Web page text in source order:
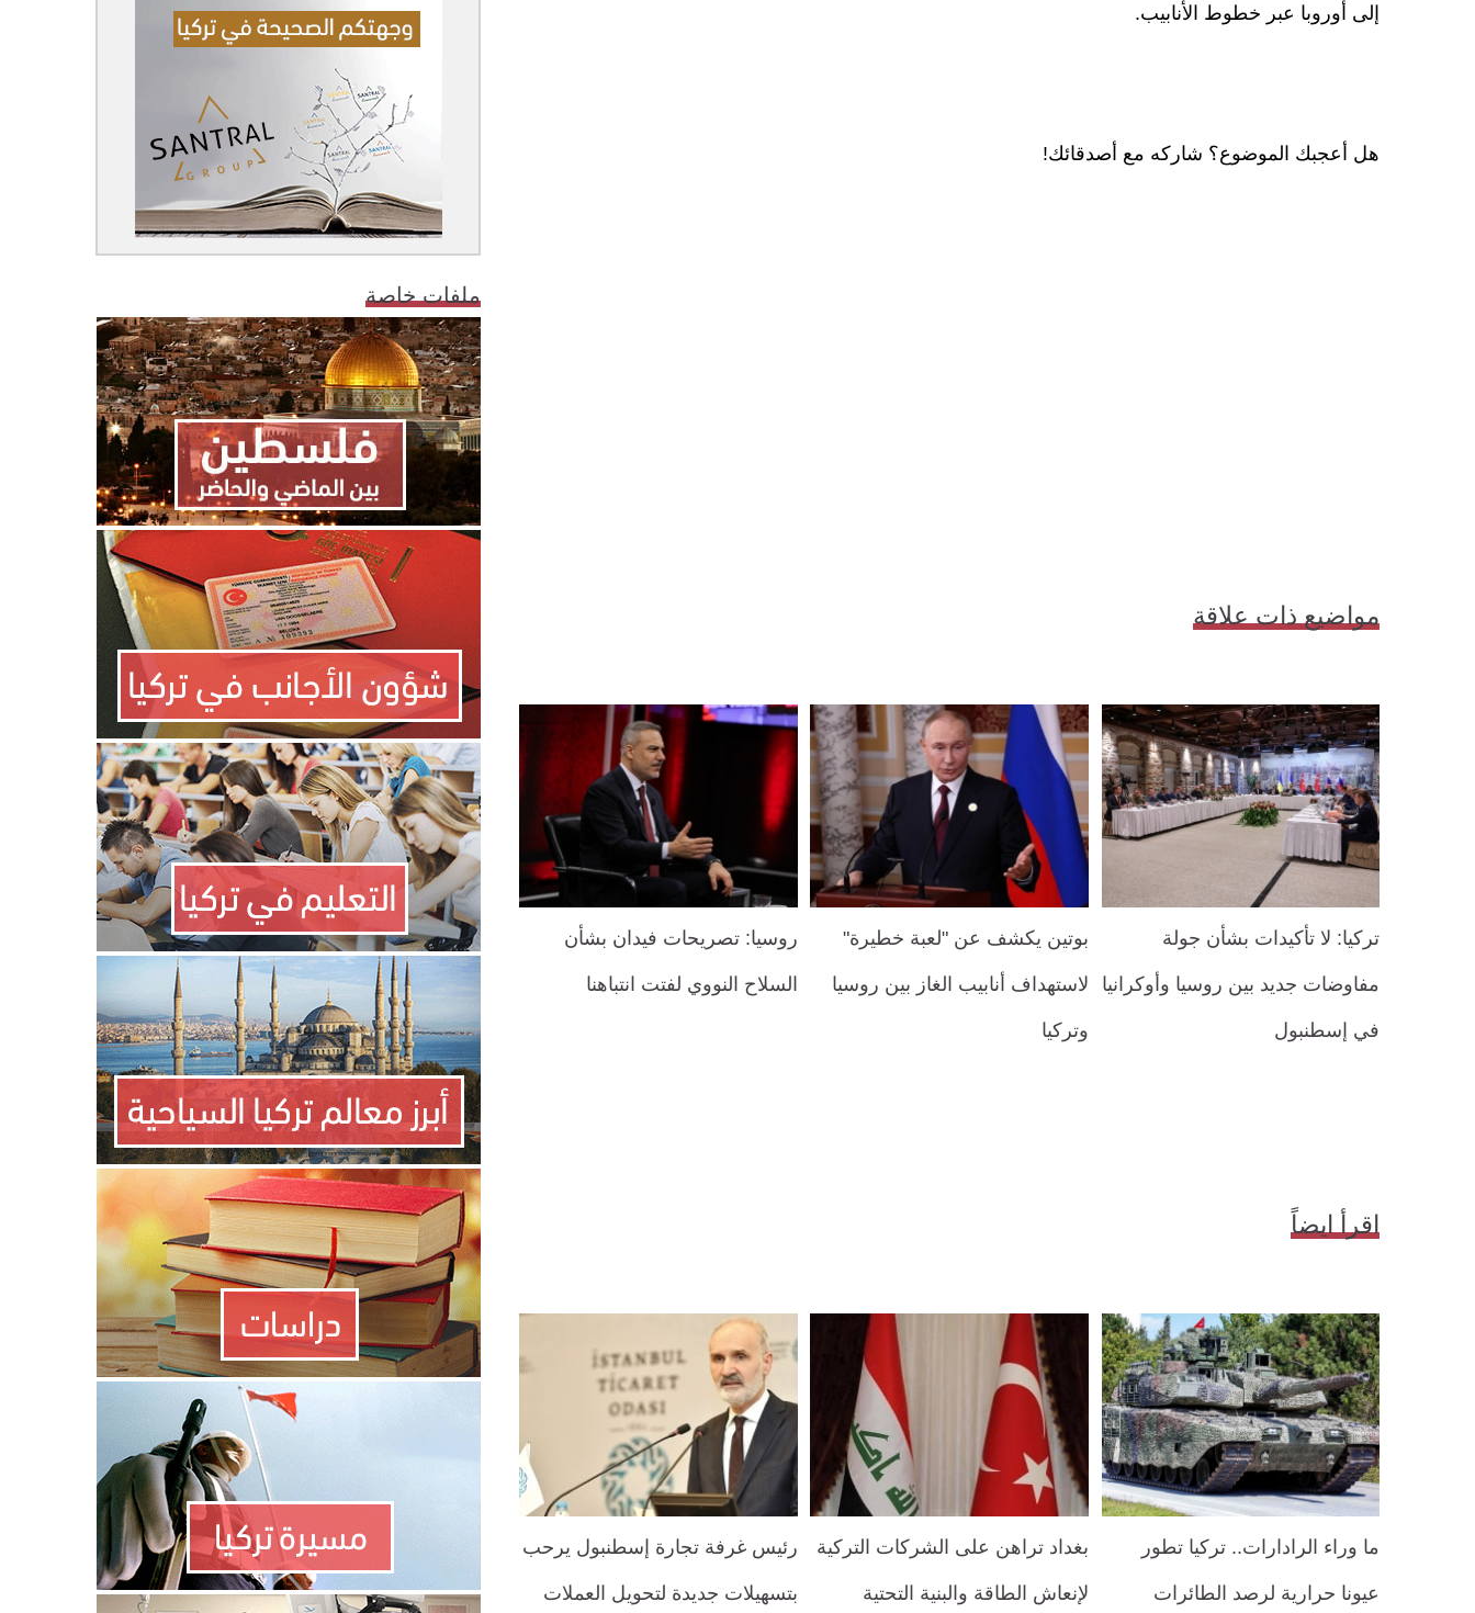
إلى أوروبا عبر خطوط الأنابيب.
هل أعجبك الموضوع؟ شاركه مع أصدقائك!
مواضيع ذات علاقة
تركيا: لا تأكيدات بشأن جولة
مفاوضات جديد بين روسيا وأوكرانيا
في إسطنبول
بوتين يكشف عن "لعبة خطيرة"
لاستهداف أنابيب الغاز بين روسيا
وتركيا
روسيا: تصريحات فيدان بشأن
السلاح النووي لفتت انتباهنا
اقرأ ايضاً
ما وراء الرادارات.. تركيا تطور
عيونا حرارية لرصد الطائرات
بغداد تراهن على الشركات التركية
لإنعاش الطاقة والبنية التحتية
رئيس غرفة تجارة إسطنبول يرحب
بتسهيلات جديدة لتحويل العملات
ملفات خاصة